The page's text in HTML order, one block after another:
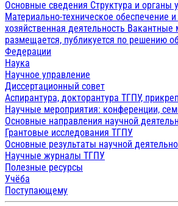
Основные сведения Структура и органы
Материально-техническое обеспечение
хозяйственная деятельность Вакантные
размещается, публикуется по решению
Федерации
Наука
Научное управление
Диссертационный совет
Аспирантура, докторантура ТГПУ,
Научные мероприятия: конференции,
Основные направления научной
Грантовые исследования ТГПУ
Основные результаты научной
Научные журналы ТГПУ
Полезные ресурсы
Учёба
Поступающему